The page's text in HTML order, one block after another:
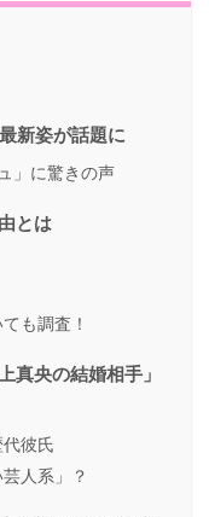
新姿が話題に
」に驚きの声
とは
も調査！
真央の結婚相手」
彼氏
人系」？